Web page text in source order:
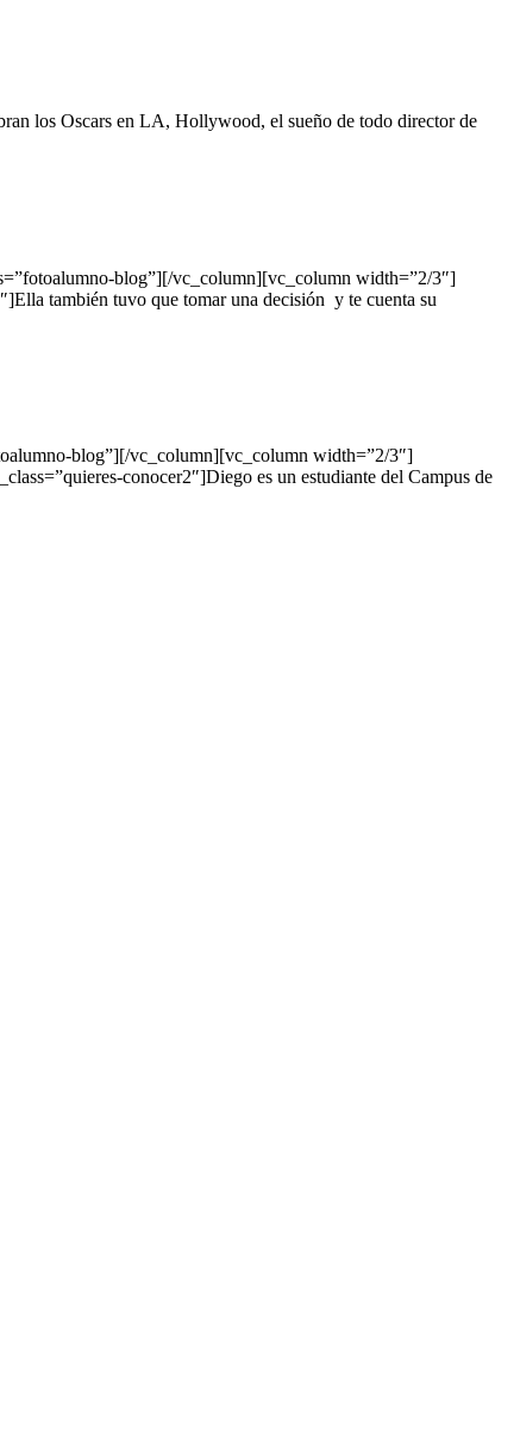
los Oscars en LA, Hollywood, el sueño de todo director de
blog”][/vc_column][vc_column width=”2/3″]
también tuvo que tomar una decisión y te cuenta su
blog”][/vc_column][vc_column width=”2/3″]
conocer2″]Diego es un estudiante del Campus de